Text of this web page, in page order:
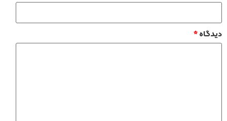
دیدگاه*